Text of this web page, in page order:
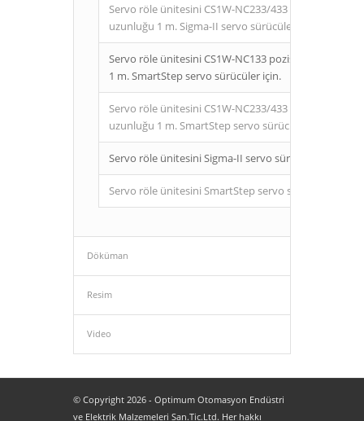
Servo röle ünitesini CS1W-NC233/433 pozisyon
uzunluğu 1 m. Sigma-II servo sürücüler için.
Servo röle ünitesini CS1W-NC133 pozisyon kontrol
1 m. SmartStep servo sürücüler için.
Servo röle ünitesini CS1W-NC233/433 pozisyon
uzunluğu 1 m. SmartStep servo sürücüler için.
Servo röle ünitesini Sigma-II servo sürücülere
Servo röle ünitesini SmartStep servo sürücüye
Döküman
Resim
Video
© Copyright 2026 - Optimum Otomasyon Endüstri
ve Elektrik Malzemeleri San.Tic.Ltd. Her hakkı